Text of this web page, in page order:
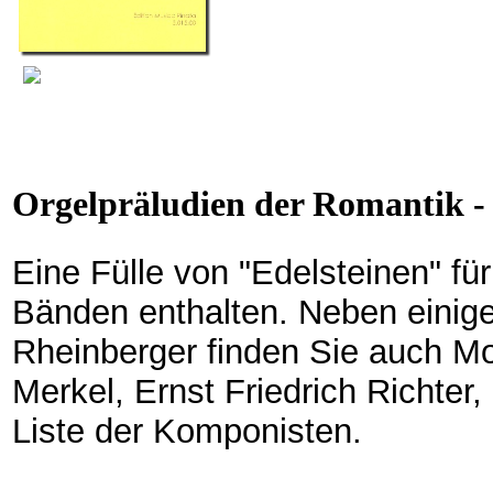
Orgelpräludien der Romantik -
Eine Fülle von "Edelsteinen"
Bänden enthalten. Neben
Rheinberger finden Sie auch
Merkel, Ernst Friedrich
Liste der Komponisten.